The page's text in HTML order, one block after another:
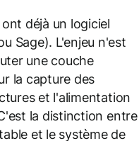
déjà un logiciel
Sage). L'enjeu n'est
une couche
la capture des
et l'alimentation
la distinction entre
et le système de